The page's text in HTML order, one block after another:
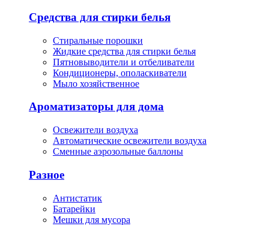
Средства для стирки белья
Стиральные порошки
Жидкие средства для стирки белья
Пятновыводители и отбеливатели
Кондиционеры, ополаскиватели
Мыло хозяйственное
Ароматизаторы для дома
Освежители воздуха
Автоматические освежители воздуха
Сменные аэрозольные баллоны
Разное
Антистатик
Батарейки
Мешки для мусора